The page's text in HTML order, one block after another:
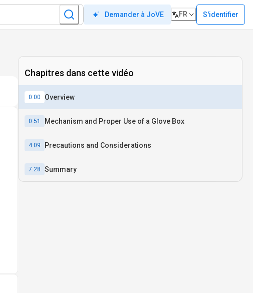
Demander à JoVE FR S'identifier
Chapitres dans cette vidéo
0:00 Overview
0:51 Mechanism and Proper Use of a Glove Box
4:09 Precautions and Considerations
7:28 Summary